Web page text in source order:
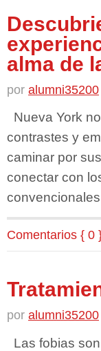
alma de
por alumni35200
Nueva York
contrastes y
caminar por
conectar con
Comentarios { 0
por alumni35200
Las fobias